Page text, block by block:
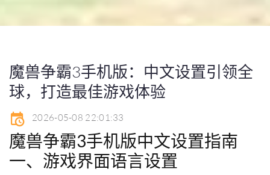
魔兽争霸3手机版：中文设置引领全
球，打造最佳游戏体验
2026-05-08 22:01:33
魔兽争霸3手机版中文设置指南
一、游戏界面语言设置